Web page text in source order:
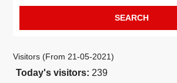
Visitors (From 21-05-2021)
Today's visitors: 239